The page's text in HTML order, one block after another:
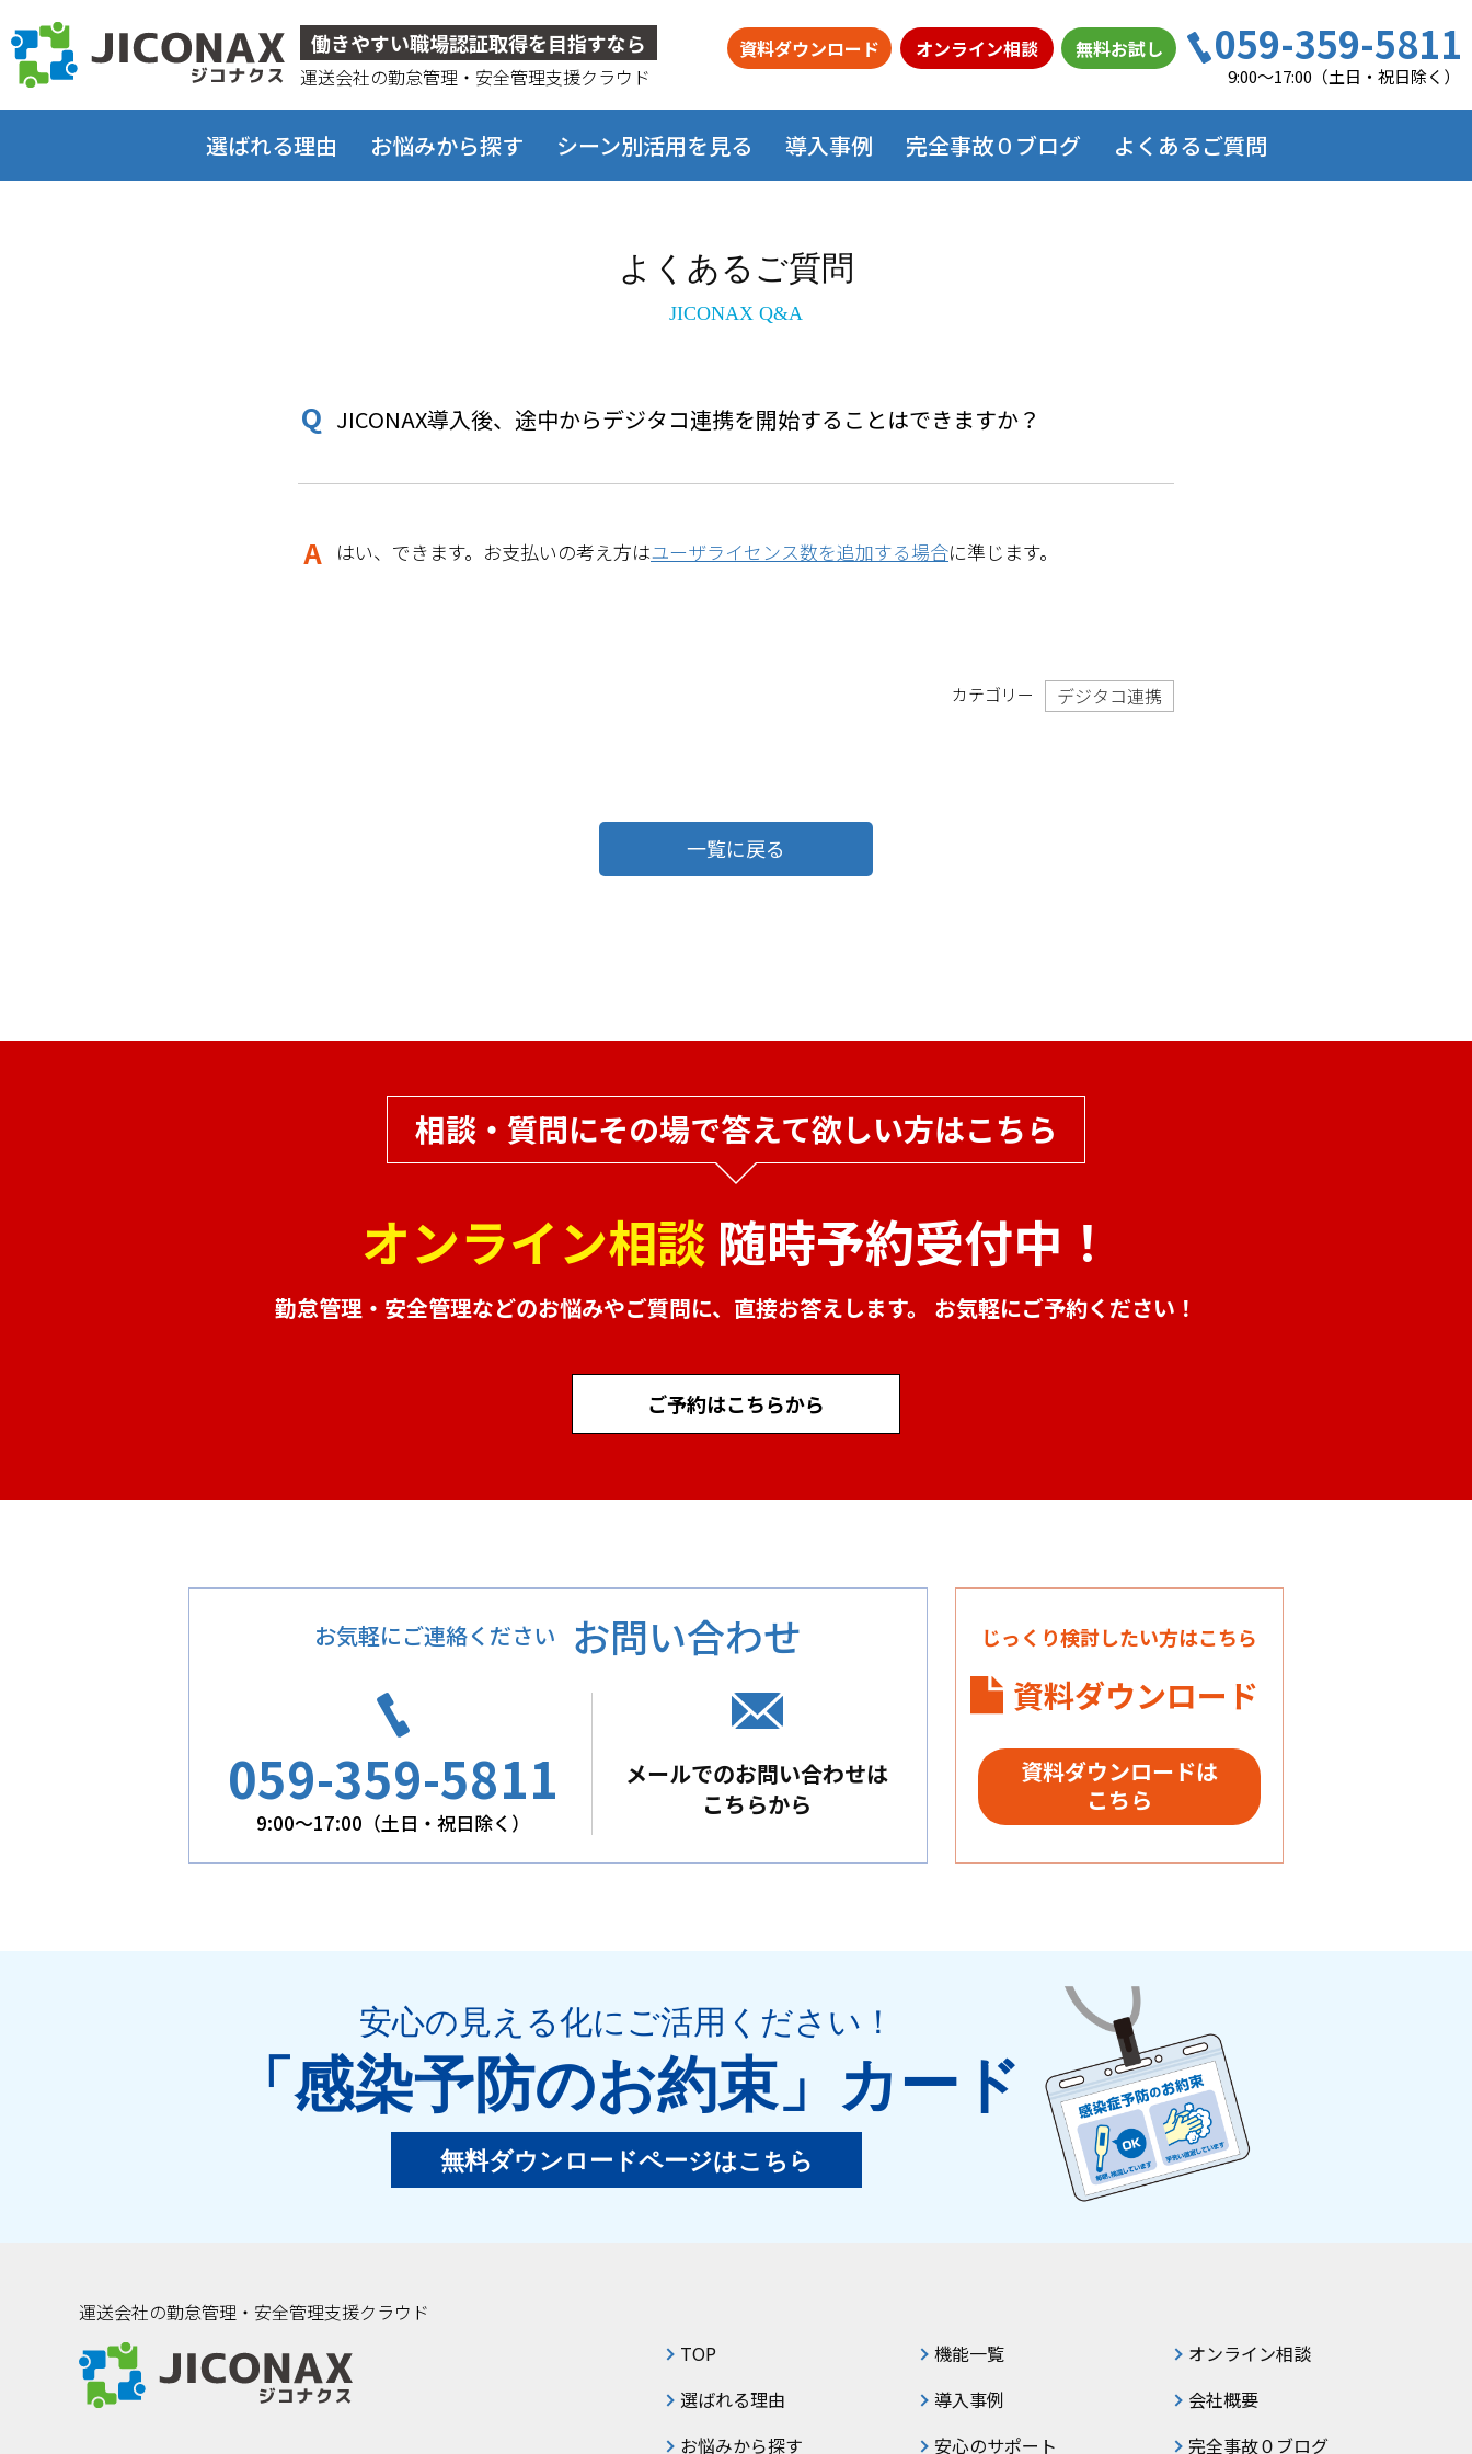
ジコナクス
働きやすい職場認証取得を目指すなら
運送会社の勤怠管理・安全管理支援クラウド
資料ダウンロード オンライン相談 無料お試し 059-359-5811
9:00～17:00（土日・祝日除く）
選ばれる理由 お悩みから探す シーン別活用を見る 導入事例 完全事故０ブログ よくあるご質問
よくあるご質問
JICONAX Q&A
JICONAX導入後、途中からデジタコ連携を開始することはできますか？
はい、できます。お支払いの考え方はユーザライセンス数を追加する場合に準じます。
カテゴリー デジタコ連携
一覧に戻る
相談・質問にその場で答えて欲しい方はこちら
オンライン相談 随時予約受付中！
勤怠管理・安全管理などのお悩みやご質問に、 直接お答えします。 お気軽にご予約ください！
ご予約はこちらから
お気軽にご連絡ください お問い合わせ
059-359-5811
9:00～17:00（土日・祝日除く）
メールでのお問い合わせは
こちらから
じっくり検討したい方はこちら
資料ダウンロード
資料ダウンロードは
こちら
安心の見える化にご活用ください ！
「感染予防のお約束」 カード
無料ダウンロードページはこちら
運送会社の勤怠管理・安全管理支援クラウド
TOP
選ばれる理由
お悩みから探す
機能一覧
導入事例
安心のサポート
オンライン相談
会社概要
完全事故０ブログ